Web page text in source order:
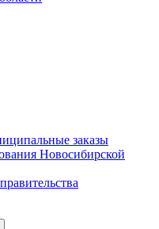
заказы
Новосибирской